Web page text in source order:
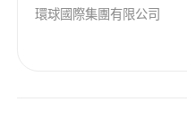
環球國際集團有限公司